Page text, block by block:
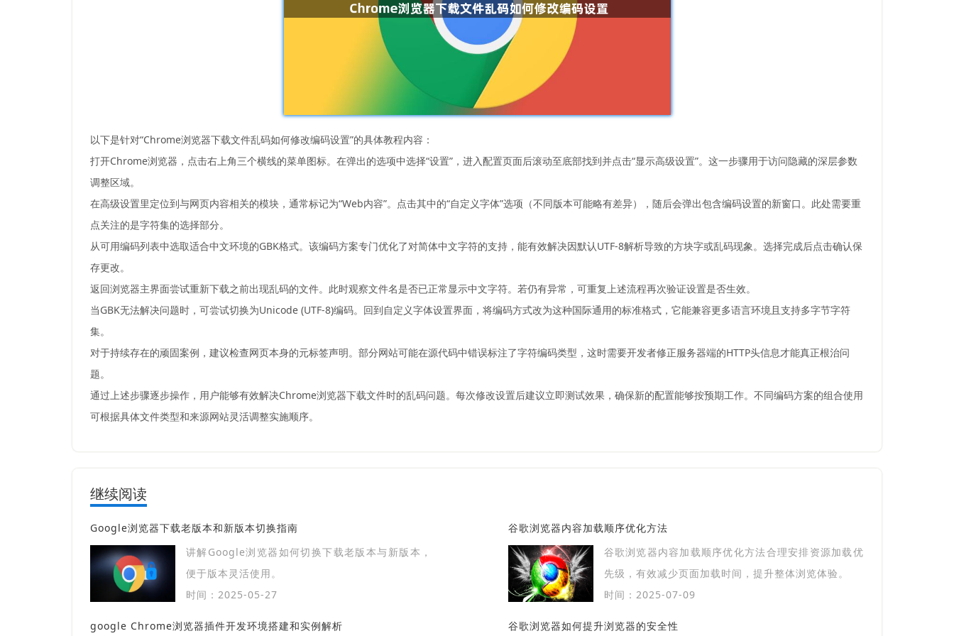
以下是针对“Chrome浏览器下载文件乱码如何修改编码设置”的具体教程内容：
打开Chrome浏览器，点击右上角三个横线的菜单图标。在弹出的选项中选择“设置”，进入配置页面后滚动至底部找到并点击“显示高级设置”。这一步骤用于访问隐藏的深层参数
调整区域。
在高级设置里定位到与网页内容相关的模块，通常标记为“Web内容”。点击其中的“自定义字体”选项（不同版本可能略有差异），随后会弹出包含编码设置的新窗口。此处需要重
点关注的是字符集的选择部分。
从可用编码列表中选取适合中文环境的GBK格式。该编码方案专门优化了对简体中文字符的支持，能有效解决因默认UTF-8解析导致的方块字或乱码现象。选择完成后点击确认保
存更改。
返回浏览器主界面尝试重新下载之前出现乱码的文件。此时观察文件名是否已正常显示中文字符。若仍有异常，可重复上述流程再次验证设置是否生效。
当GBK无法解决问题时，可尝试切换为Unicode (UTF-8)编码。回到自定义字体设置界面，将编码方式改为这种国际通用的标准格式，它能兼容更多语言环境且支持多字节字符
集。
对于持续存在的顽固案例，建议检查网页本身的元标签声明。部分网站可能在源代码中错误标注了字符编码类型，这时需要开发者修正服务器端的HTTP头信息才能真正根治问
题。
通过上述步骤逐步操作，用户能够有效解决Chrome浏览器下载文件时的乱码问题。每次修改设置后建议立即测试效果，确保新的配置能够按预期工作。不同编码方案的组合使用
可根据具体文件类型和来源网站灵活调整实施顺序。
继续阅读
Google浏览器下载老版本和新版本切换指南
讲解Google浏览器如何切换下载老版本与新版本，
便于版本灵活使用。
时间：2025-05-27
谷歌浏览器内容加载顺序优化方法
谷歌浏览器内容加载顺序优化方法合理安排资源加载优
先级，有效减少页面加载时间，提升整体浏览体验。
时间：2025-07-09
google Chrome浏览器插件开发环境搭建和实例解析 谷歌浏览器如何提升浏览器的安全性